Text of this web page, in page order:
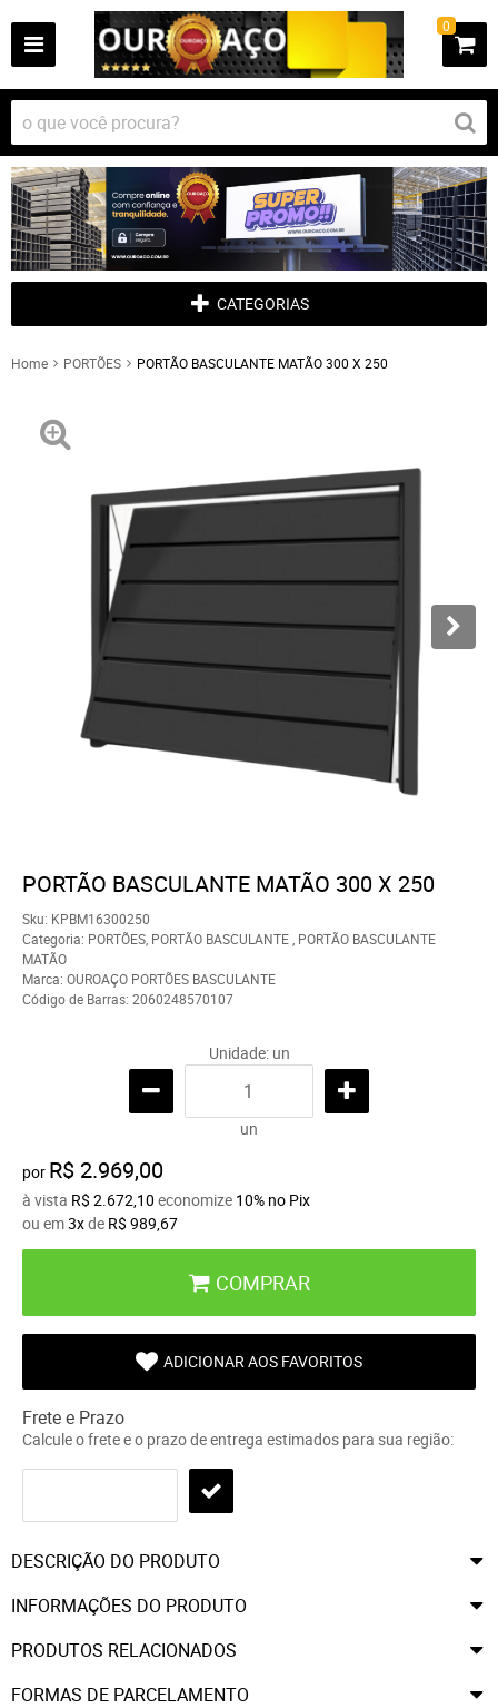
0
CATEGORIAS
Home PORTÕES PORTÃO BASCULANTE MATÃO 300 X 250
PORTÃO BASCULANTE MATÃO 300 X 250
Sku: KPBM16300250
Categoria: PORTÕES PORTÃO BASCULANTE PORTÃO BASCULANTE
MATÃO
Marca: OUROAÇO PORTÕES BASCULANTE
Código de Barras: 2060248570107
Unidade: un
un
por R$ 2.969,00
à vista R$ 2.672,10 economize 10% no Pix
ou em3xde R$ 989,67
COMPRAR
ADICIONAR AOS FAVORITOS
Frete e Prazo
Calcule o frete e o prazo de entrega estimados para sua região:
DESCRIÇÃO DO PRODUTO
INFORMAÇÕES DO PRODUTO
PRODUTOS RELACIONADOS
FORMAS DE PARCELAMENTO